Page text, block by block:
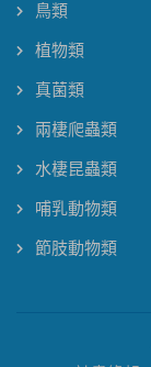
鳥類
植物類
真菌類
兩棲爬蟲類
水棲昆蟲類
哺乳動物類
節肢動物類